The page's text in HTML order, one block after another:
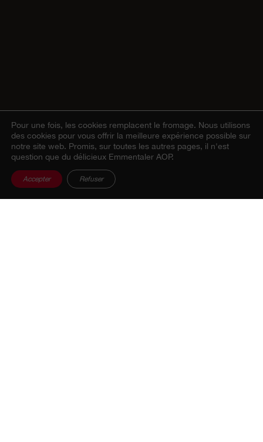
Pour une fois, les cookies remplacent le fromage. Nous utilisons
des cookies pour vous offrir la meilleure expérience possible sur
notre site web. Promis, sur toutes les autres pages, il n'est
question que du délicieux Emmentaler AOP.
Accepter Refuser